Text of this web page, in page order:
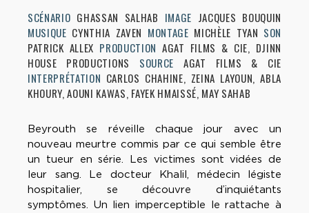
SCÉNARIO GHASSAN SALHAB IMAGE JACQUES BOUQUIN
MUSIQUE CYNTHIA ZAVEN MONTAGE MICHÈLE TYAN SON
PATRICK ALLEX PRODUCTION AGAT FILMS & CIE, DJINN
HOUSE PRODUCTIONS SOURCE AGAT FILMS & CIE
INTERPRÉTATION CARLOS CHAHINE, ZEINA LAYOUN, ABLA
KHOURY, AOUNI KAWAS, FAYEK HMAISSÉ, MAY SAHAB
Beyrouth se réveille chaque jour avec un
nouveau meurtre commis par ce qui semble être
un tueur en série. Les victimes sont vidées de
leur sang. Le docteur Khalil, médecin légiste
hospitalier, se découvre d’inquiétants
symptômes. Un lien imperceptible le rattache à